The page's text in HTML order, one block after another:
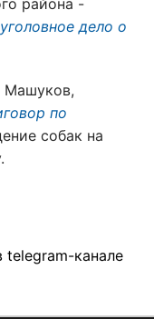
уголовное дело о
Машуков,
по
собак на
канале